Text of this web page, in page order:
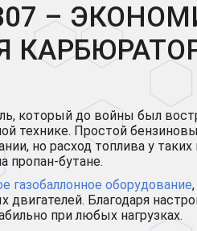
–
который до войны был
технике. Простой
но расход топлива у
пропан-бутане.
газобаллонное оборудование
двигателей. Благодаря
при любых нагрузках.